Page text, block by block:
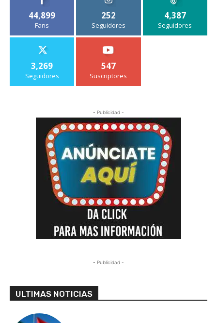
44,899
Fans
252
Seguidores
4,387
Seguidores
3,269
Seguidores
547
Suscriptores
- Publicidad -
- Publicidad -
ULTIMAS NOTICIAS